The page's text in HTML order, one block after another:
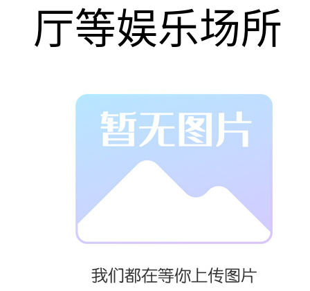
厅等娱乐场所
气氛照明等。
河南省光之华
洗墙灯生产公
司为你着想，